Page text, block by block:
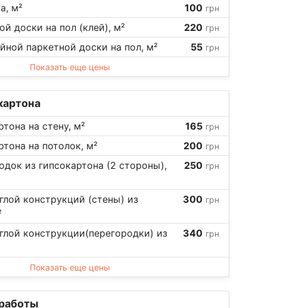
м² 100 грн
доски на пол (клей), м² 220 грн
паркетной доски на пол, м² 55 грн
Показать еще цены
на стену, м² 165 грн
на потолок, м² 200 грн
из гипсокартона (2 стороны),
250 грн
конструкций (стены) из
300 грн
конструкции(перегородки) из
340 грн
Показать еще цены